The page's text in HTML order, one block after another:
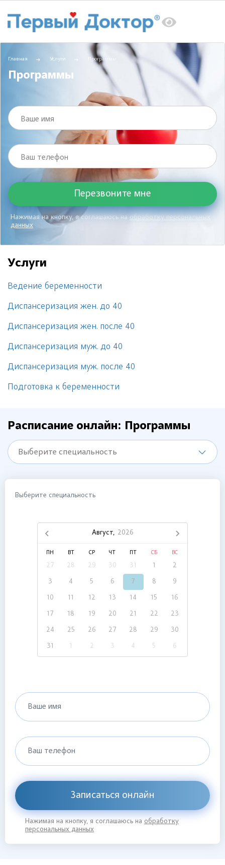
Главная Услуги Программы
Программы
Ваше имя
Ваш телефон
Нажимая на кнопку, я соглашаюсь наобработку персональных
данных
Услуги
Ведение беременности
Диспансеризация жен. до 40
Диспансеризация жен. после 40
Диспансеризация муж. до 40
Диспансеризация муж. после 40
Подготовка к беременности
Расписание онлайн: Программы
Выберите специальность
Выберите специальность
Август, 2026
ПН ВТ СР ЧТ СБ ВС
27 28 29 30 31 1 2
3 4 5 6 7 8 9
10 11 12 13 14 15 16
17 18 19 20 21 22 23
24 25 26 27 28 29 30
31 1 2 3 4 5 6
Ваше имя
Ваш телефон
Записаться онлайн
Нажимая на кнопку, я соглашаюсь на обработку
персональных данных